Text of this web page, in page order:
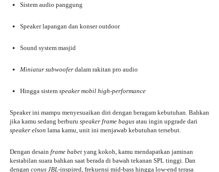
Sistem audio panggung
Speaker lapangan dan konser outdoor
Sound system masjid
Miniatur subwoofer dalam rakitan pro audio
Hingga sistem speaker mobil high-performance
Speaker ini mampu menyesuaikan diri dengan beragam kebutuhan. Bahkan
jika kamu sedang berburu speaker frame bagus atau ingin upgrade dari
speaker elson lama kamu, unit ini menjawab kebutuhan tersebut.
Dengan desain frame babet yang kokoh, kamu mendapatkan jaminan
kestabilan suara bahkan saat berada di bawah tekanan SPL tinggi. Dan
dengan conus JBL-inspired, frekuensi mid-bass hingga low-end terasa